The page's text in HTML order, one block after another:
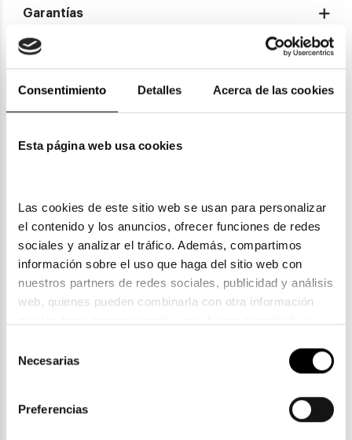
Consentimiento Detalles Acerca de las cookies
Esta página web usa cookies
Las cookies de este sitio web se usan para personalizar
el contenido y los anuncios, ofrecer funciones de redes
sociales y analizar el tráfico. Además, compartimos
información sobre el uso que haga del sitio web con
nuestros partners de redes sociales, publicidad y análisis
web, quienes pueden combinarla con otra información
la política de privacidad en el siguiente
. Consulta
Necesarias
Preferencias
Garantías
También te puede gustar
69,00€